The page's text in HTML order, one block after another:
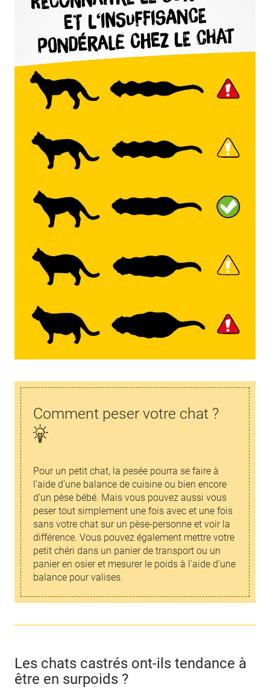
Comment peser votre chat ?
Pour un petit chat, la pesée pourra se faire à
l’aide d’une balance de cuisine ou bien encore
d’un pèse bébé. Mais vous pouvez aussi vous
peser tout simplement une fois avec et une fois
sans votre chat sur un pèse-personne et voir la
différence. Vous pouvez également mettre votre
petit chéri dans un panier de transport ou un
panier en osier et mesurer le poids à l'aide d'une
balance pour valises.
Les chats castrés ont-ils tendance à
être en surpoids ?